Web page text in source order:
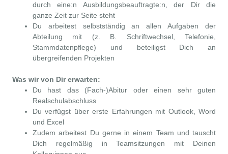
durch eine:n Ausbildungsbeauftragte:n, der Dir die
ganze Zeit zur Seite steht
Du arbeitest selbstständig an allen Aufgaben der
Abteilung mit (z. B. Schriftwechsel, Telefonie,
Stammdatenpflege) und beteiligst Dich an
übergreifenden Projekten
Was wir von Dir erwarten:
Du hast das (Fach-)Abitur oder einen sehr guten
Realschulabschluss
Du verfügst über erste Erfahrungen mit Outlook, Word
und Excel
Zudem arbeitest Du gerne in einem Team und tauscht
Dich regelmäßig in Teamsitzungen mit Deinen